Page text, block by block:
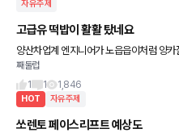
자유주제
고급유 떡밥이 활활 탔네요
양산차업계 엔지니어가 노읍읍이처럼 양
않고 괜찮다는데도 엔지니어 지가 뭔데? 하는 사람도 있고 그냥 자기 아는대로 고급유 꼭
넣어야 된다는 사람도
째둘럽
1
1 1,846
HOT 자유주제
쏘렌토 페이스리프트 예상도